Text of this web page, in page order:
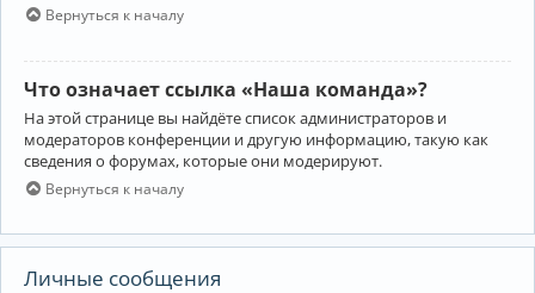
Вернуться к началу
Что означает ссылка «Наша команда»?
На этой странице вы найдёте список администраторов и
модераторов конференции и другую информацию, такую как
сведения о форумах, которые они модерируют.
Вернуться к началу
Личные сообщения